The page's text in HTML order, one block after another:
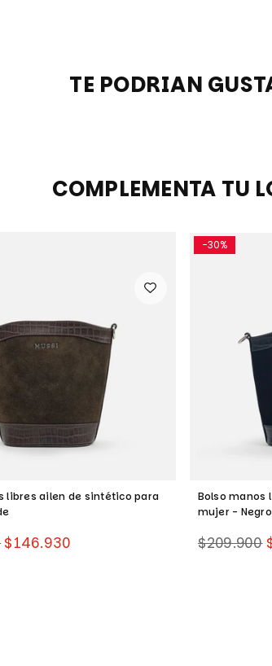
TE PODRIAN
COMPLEMENTA TU
libres ailen de sintético para
$146.930
-30%
Bolso manos
mujer - Negro
Precio
$209.900